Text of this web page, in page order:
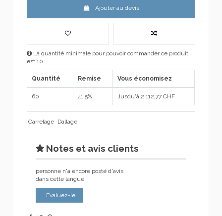
Ajouter au devis
La quantité minimale pour pouvoir commander ce produit
est 10.
Quantité Remise Vous économisez
60 41.5% Jusqu'à 2 112,77 CHF
Carrelage Dallage
Notes et avis clients
personne n'a encore posté d'avis
dans cette langue
Evaluez-le